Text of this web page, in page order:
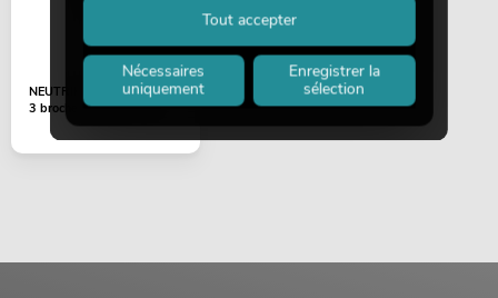
NEUTRIK Fiche XLR
3 broches NC3MX-TOP
Nécessaires
uniquement
Enregistrer la
sélection
Tout accepter